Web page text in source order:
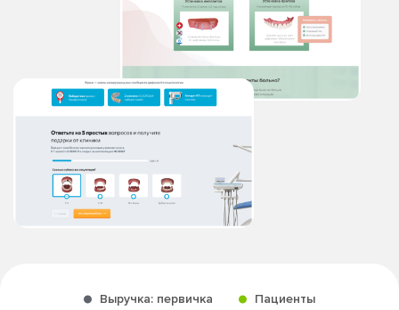
Выручка: первичка Пациенты